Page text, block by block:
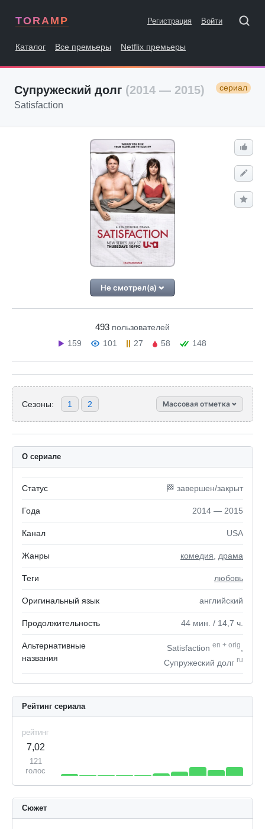
TORAMP Регистрация Войти
Каталог Все премьеры Netflix премьеры
Супружеский долг (2014 — 2015) сериал
Satisfaction
Не смотрел(а)
493 пользователей
159
101 27 58 148
Сезоны: 1 2 Массовая отметка
О сериале
Статус 🏁 завершен/закрыт
Года 2014 — 2015
Канал USA
Жанры комедия драма
Теги любовь
Оригинальный язык английский
Продолжительность 44 мин. / 14,7 ч.
Альтернативные
названия
Satisfaction en + orig
Супружеский долг ru
Рейтинг сериала
рейтинг
7,02
121
голос
Сюжет